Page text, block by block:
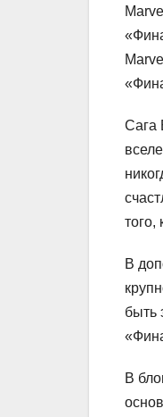
Сага
того,
В
быть
В